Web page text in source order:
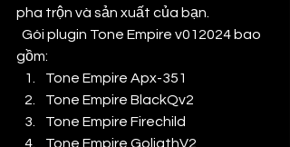
pha trộn và sản xuất của bạn.
gồm:
Tone Empire Apx-351
Tone Empire BlackQv2
Tone Empire Firechild
Tone Empire GoliathV2